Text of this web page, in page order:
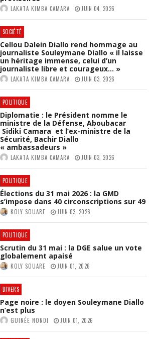
LAKATA KIMBA CAMARA JUIN 04, 2026
SOCIÉTÉ
Cellou Dalein Diallo rend hommage au
journaliste Souleymane Diallo « il laisse
un héritage immense, celui d’un
journaliste libre et courageux… »
LAKATA KIMBA CAMARA JUIN 03, 2026
POLITIQUE
Diplomatie : le Président nomme le
ministre de la Défense, Aboubacar
Sidiki Camara et l’ex-ministre de la
Sécurité, Bachir Diallo
« ambassadeurs »
LAKATA KIMBA CAMARA JUIN 03, 2026
POLITIQUE
Élections du 31 mai 2026 : la GMD
s’impose dans 40 circonscriptions sur 49
KOLY SOUARE JUIN 03, 2026
POLITIQUE
Scrutin du 31 mai : la DGE salue un vote
globalement apaisé
KOLY SOUARE JUIN 01, 2026
DIVERS
Page noire : le doyen Souleymane Diallo
n’est plus
GUINÉE NONDI JUIN 01, 2026